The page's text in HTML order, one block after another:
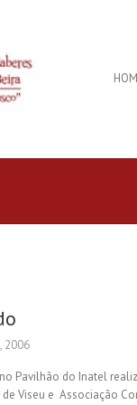
2006
Pavilhão do Inatel
Viseu e Associação